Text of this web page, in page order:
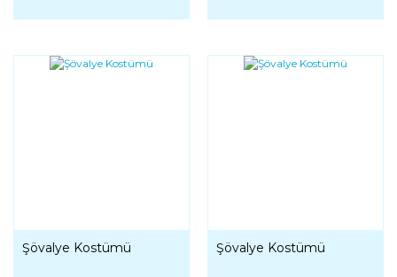
Şövalye Kostümü Şövalye Kostümü